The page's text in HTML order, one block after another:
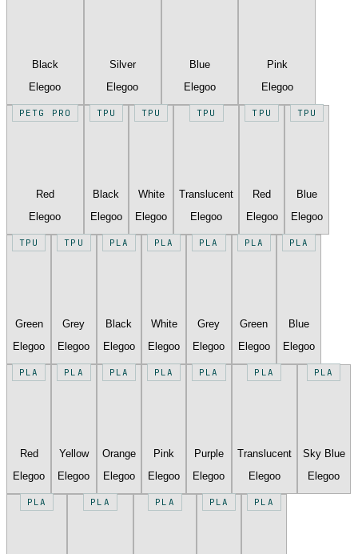
Black
Elegoo
Silver
Elegoo
Blue
Elegoo
Pink
Elegoo
PETG PRO
Red
Elegoo
TPU
Black
Elegoo
TPU
White
Elegoo
TPU
Translucent
Elegoo
TPU
Red
Elegoo
TPU
Blue
Elegoo
TPU
Green
Elegoo
TPU
Grey
Elegoo
PLA
Black
Elegoo
PLA
White
Elegoo
PLA
Grey
Elegoo
PLA
Green
Elegoo
PLA
Blue
Elegoo
PLA
Red
Elegoo
PLA
Yellow
Elegoo
PLA
Orange
Elegoo
PLA
Pink
Elegoo
PLA
Purple
Elegoo
PLA
Translucent
Elegoo
PLA
Sky Blue
Elegoo
PLA PLA PLA PLA PLA